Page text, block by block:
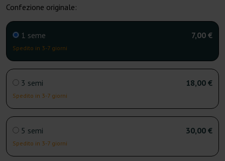
Confezione originale:
1 seme
Spedito in 3-7 giorni
7,00 €
3 semi
Spedito in 3-7 giorni
18,00 €
5 semi
Spedito in 3-7 giorni
30,00 €